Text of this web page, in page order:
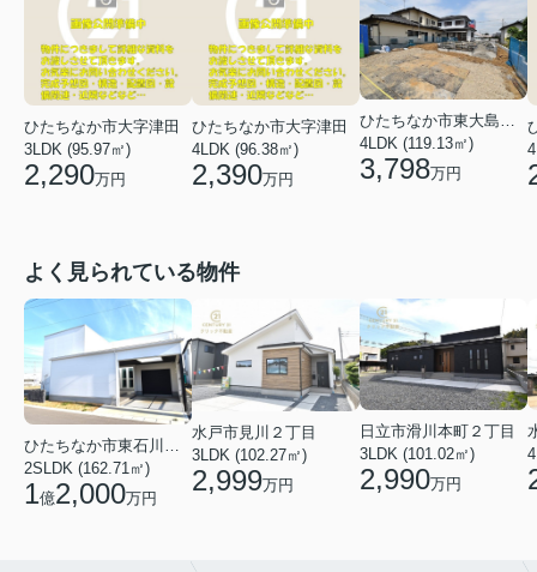
ひたちなか市大字津田
3LDK (95.97㎡)
2,290万円
ひたちなか市大字津田
4LDK (96.38㎡)
2,390万円
4LDK (119.13㎡)
3,798万円
よく見られている物件
2SLDK (162.71㎡)
1億2,000万円
水戸市見川２丁目
3LDK (102.27㎡)
2,999万円
日立市滑川本町２丁目
3LDK (101.02㎡)
2,990万円